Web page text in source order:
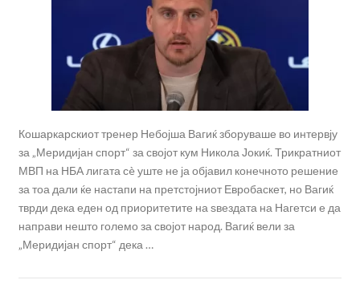
Кошаркарскиот тренер Небојша Вагиќ зборуваше во интервју
за „Меридијан спорт“ за својот кум Никола Јокиќ. Трикратниот
МВП на НБА лигата сè уште не ја објавил конечното решение
за тоа дали ќе настапи на претстојниот Евробаскет, но Вагиќ
тврди дека еден од приоритетите на ѕвездата на Нагетси е да
направи нешто големо за својот народ. Вагиќ вели за
„Меридијан спорт“ дека …